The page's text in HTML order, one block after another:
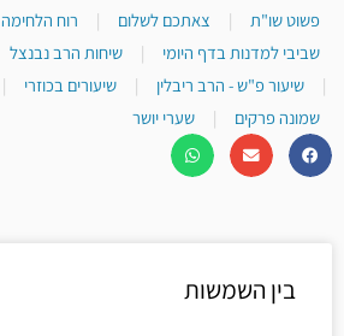
פשוט שו"ת
| צאתכם לשלום | רוח הלחימה
שביבי למדנות בדף היומי
| שיחות הרב נבנצל
|
שיעור פ"ש - הרב ריבלין | שיעורים בכוזרי |
שמונה פרקים
| שערי יושר
בין השמשות